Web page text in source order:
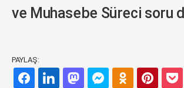
ve Muhasebe Süreci soru
PAYLAŞ: